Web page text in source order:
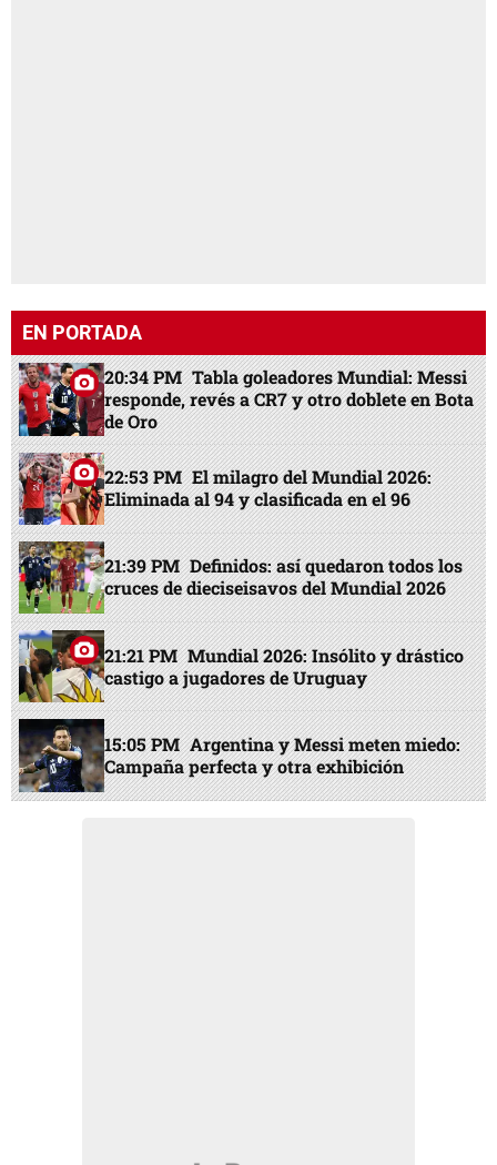
EN PORTADA
20:34 PM Tabla goleadores Mundial: Messi
responde, revés a CR7 y otro doblete en Bota
de Oro
22:53 PM El milagro del Mundial 2026:
Eliminada al 94 y clasificada en el 96
21:39 PM Definidos: así quedaron todos los
cruces de dieciseisavos del Mundial 2026
21:21 PM Mundial 2026: Insólito y drástico
castigo a jugadores de Uruguay
15:05 PM Argentina y Messi meten miedo:
Campaña perfecta y otra exhibición